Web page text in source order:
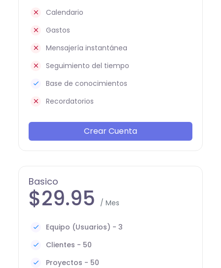
Calendario
Gastos
Mensajería instantánea
Seguimiento del tiempo
Base de conocimientos
Recordatorios
Crear Cuenta
Basico
$29.95 / Mes
Equipo (Usuarios) - 3
Clientes - 50
Proyectos - 50